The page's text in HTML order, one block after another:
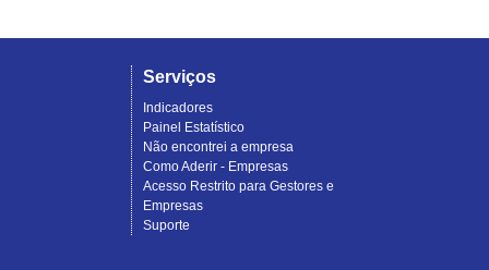
Serviços
Indicadores
Painel Estatístico
Não encontrei a empresa
Como Aderir - Empresas
Acesso Restrito para Gestores e
Empresas
Suporte